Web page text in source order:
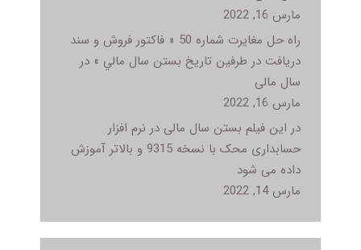
مارس 16, 2022
راه حل مغایرت شماره 50 « فاکتور فروش و سند
دريافت در طرفين تاريخ بستن سال مالي » در
سال مالی
مارس 16, 2022
در این فیلم بستن سال مالی در نرم افزار
حسابداری محک با نسخه 9315 و بالاتر آموزش
داده می شود
مارس 14, 2022